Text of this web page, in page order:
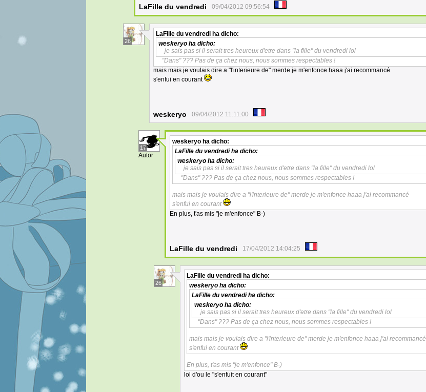
LaFille du vendredi 09/04/2012 09:56:54
26
LaFille du vendredi ha dicho:
weskeryo ha dicho:
je sais pas si il serait tres heureux d'etre dans "la fille" du vendredi lol
"Dans" ??? Pas de ça chez nous, nous sommes respectables !
mais mais je voulais dire a "l'interieure de" merde je m'enfonce haaa j'ai recommancé
s'enfui en courant
weskeryo 09/04/2012 11:11:00
17
Autor
weskeryo ha dicho:
LaFille du vendrediha dicho:
weskeryo ha dicho:
je sais pas si il serait tres heureux d'etre dans "la fille" du vendredi lol
"Dans" ??? Pas de ça chez nous, nous sommes respectables !
mais mais je voulais dire a "l'interieure de" merde je m'enfonce haaa j'ai recommancé
s'enfui en courant
En plus, t'as mis "je m'enfonce" B-)
LaFille du vendredi 17/04/2012 14:04:25
26
LaFille du vendredi ha dicho:
weskeryo ha dicho:
LaFille du vendrediha dicho:
weskeryo ha dicho:
je sais pas si il serait tres heureux d'etre dans "la fille" du vendredi lol
"Dans" ??? Pas de ça chez nous, nous sommes respectables !
mais mais je voulais dire a "l'interieure de" merde je m'enfonce haaa j'ai recommancé
s'enfui en courant
En plus, t'as mis "je m'enfonce" B-)
lol d'ou le "s'enfuit en courant"